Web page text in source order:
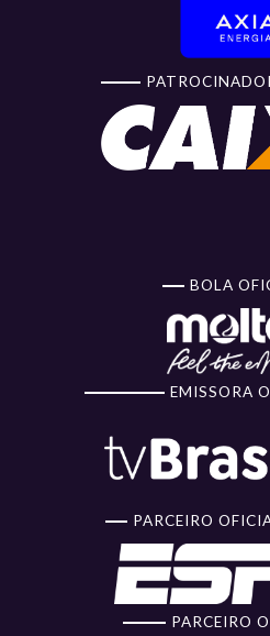
BOLA
EMISSORA
PARCEIRO
PARCEIRO